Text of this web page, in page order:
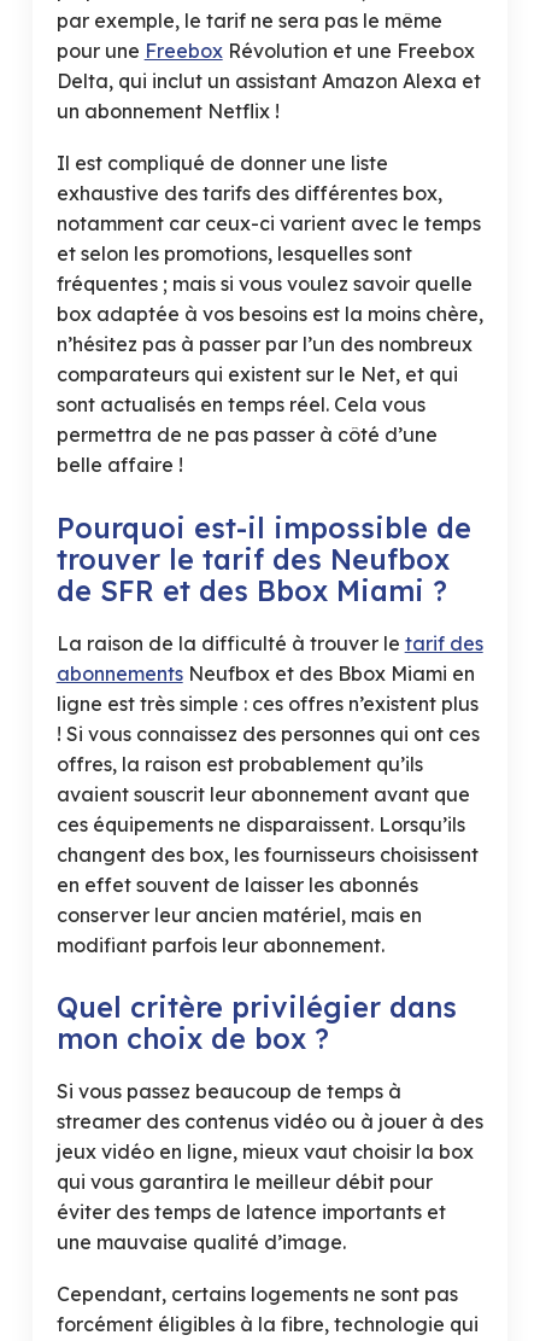
par exemple, le tarif ne sera pas le même
pour une FreeboxRévolution et une Freebox
Delta, qui inclut un assistant Amazon Alexa et
un abonnement Netflix !
Il est compliqué de donner une liste
exhaustive des tarifs des différentes box,
notamment car ceux-ci varient avec le temps
et selon les promotions, lesquelles sont
fréquentes ; mais si vous voulez savoir quelle
box adaptée à vos besoins est la moins chère,
n’hésitez pas à passer par l’un des nombreux
comparateurs qui existent sur le Net, et qui
sont actualisés en temps réel. Cela vous
permettra de ne pas passer à côté d’une
belle affaire !
Pourquoi est-il impossible de
trouver le tarif des Neufbox
de SFR et des Bbox Miami ?
La raison de la difficulté à trouver le tarif des
abonnementsNeufbox et des Bbox Miami en
ligne est très simple : ces offres n’existent plus
! Si vous connaissez des personnes qui ont ces
offres, la raison est probablement qu’ils
avaient souscrit leur abonnement avant que
ces équipements ne disparaissent. Lorsqu’ils
changent des box, les fournisseurs choisissent
en effet souvent de laisser les abonnés
conserver leur ancien matériel, mais en
modifiant parfois leur abonnement.
Quel critère privilégier dans
mon choix de box ?
Si vous passez beaucoup de temps à
streamer des contenus vidéo ou à jouer à des
jeux vidéo en ligne, mieux vaut choisir la box
qui vous garantira le meilleur débit pour
éviter des temps de latence importants et
une mauvaise qualité d’image.
Cependant, certains logements ne sont pas
forcément éligibles à la fibre, technologie qui